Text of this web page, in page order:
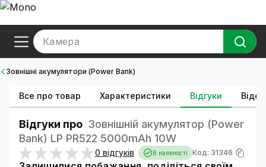
Камера
Зовнішні акумулятори (Power Bank)
Все про товар Характеристики Відгуки Відео
Відгуки про Зовнішній акумулятор (Power
Bank) LP PR522 5000mAh 10W
0 відгуків В наявності Код: 31346